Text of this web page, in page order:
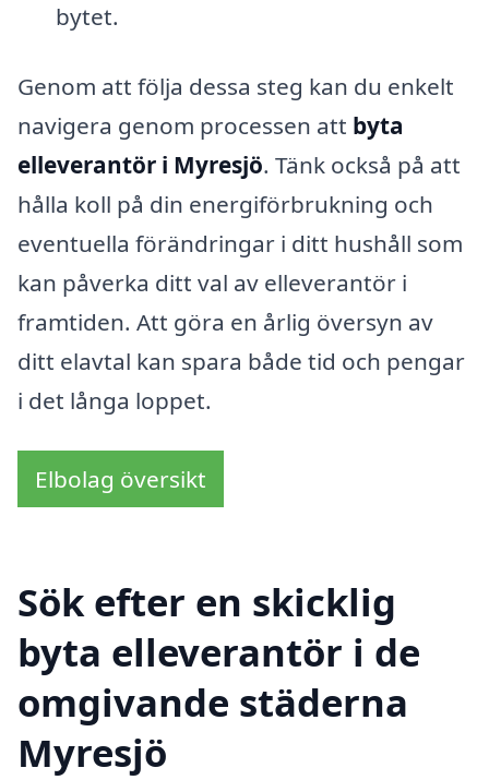
bytet.
Genom att följa dessa steg kan du enkelt
navigera genom processen att byta
elleverantör i Myresjö. Tänk också på att
hålla koll på din energiförbrukning och
eventuella förändringar i ditt hushåll som
kan påverka ditt val av elleverantör i
framtiden. Att göra en årlig översyn av
ditt elavtal kan spara både tid och pengar
i det långa loppet.
Elbolag översikt
Sök efter en skicklig
byta elleverantör i de
omgivande städerna
Myresjö